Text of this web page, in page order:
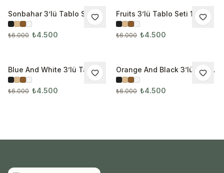
İNDIRIM
Sonbahar 3’lü Tablo Seti
₺6.000 ₺4.500
İNDIRIM
Fruits 3’lü Tablo Seti 1033
₺6.000 ₺4.500
İNDIRIM
Blue And White 3’lü Tablo
Seti
₺6.000 ₺4.500
İNDIRIM
Orange And Black 3’lü Tablo
Seti
₺6.000 ₺4.500